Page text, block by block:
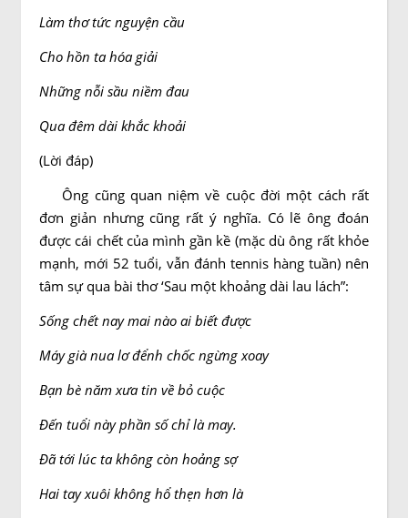
Làm thơ tức nguyện cầu
Cho hồn ta hóa giải
Những nỗi sầu niềm đau
Qua đêm dài khắc khoải
(Lời đáp)
Ông cũng quan niệm về cuộc đời một cách rất
đơn giản nhưng cũng rất ý nghĩa. Có lẽ ông đoán
được cái chết của mình gần kề (mặc dù ông rất khỏe
mạnh, mới 52 tuổi, vẫn đánh tennis hàng tuần) nên
tâm sự qua bài thơ ‘Sau một khoảng dài lau lách”:
Sống chết nay mai nào ai biết được
Máy già nua lơ đểnh chốc ngừng xoay
Bạn bè năm xưa tin về bỏ cuộc
Ðến tuổi này phần số chỉ là may.
Ðã tới lúc ta không còn hoảng sợ
Hai tay xuôi không hổ thẹn hơn là